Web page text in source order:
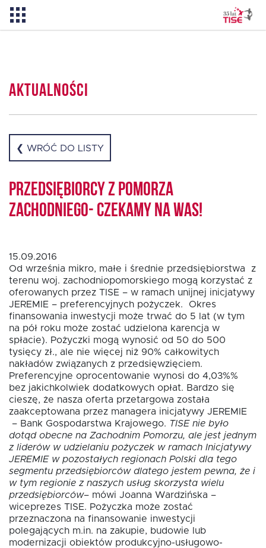
Dlaczego TISE?
Pożyczka rozwojowa TISE – NOWOŚĆ!
Oferta dla NGO/PES
Fundusz FKIS
Rodo
Dokumenty
Rekrutujemy
Kontakt
Aktualności
❮ WRÓĆ DO LISTY
Przedsiębiorcy z Pomorza
Zachodniego- czekamy na Was!
15.09.2016
Od września mikro, małe i średnie przedsiębiorstwa z
terenu woj. zachodniopomorskiego mogą korzystać z
oferowanych przez TISE – w ramach unijnej inicjatywy
JEREMIE – preferencyjnych pożyczek. Okres
finansowania inwestycji może trwać do 5 lat (w tym
na pół roku może zostać udzielona karencja w
spłacie). Pożyczki mogą wynosić od 50 do 500
tysięcy zł., ale nie więcej niż 90% całkowitych
nakładów związanych z przedsięwzięciem.
Preferencyjne oprocentowanie wynosi do 4,03%%
bez jakichkolwiek dodatkowych opłat. Bardzo się
cieszę, że nasza oferta przetargowa została
zaakceptowana przez managera inicjatywy JEREMIE
– Bank Gospodarstwa Krajowego. TISE nie było
dotąd obecne na Zachodnim Pomorzu, ale jest jednym
z liderów w udzielaniu pożyczek w ramach Inicjatywy
JEREMIE w pozostałych regionach Polski dla tego
segmentu przedsiębiorców dlatego jestem pewna, że i
w tym regionie z naszych usług skorzysta wielu
przedsiębiorców– mówi Joanna Wardzińska –
wiceprezes TISE. Pożyczka może zostać
przeznaczona na finansowanie inwestycji
polegających m.in. na zakupie, budowie lub
modernizacji obiektów produkcyjno-usługowo-